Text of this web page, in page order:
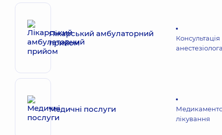
Лікарський амбулаторний
прийом
Консультація
Медичні послуги
лікування